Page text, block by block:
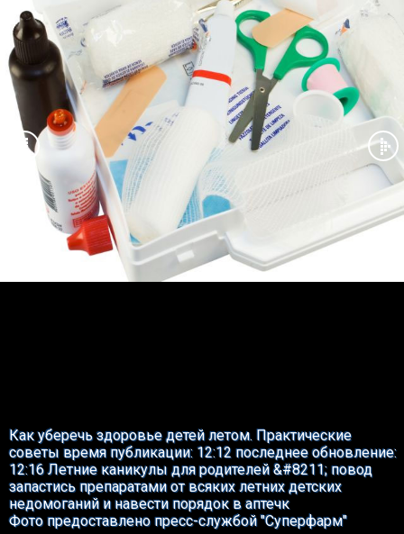
Как уберечь здоровье детей летом. Практические
советы время публикации: 12:12 последнее обновление:
12:16 Летние каникулы для родителей &#8211; повод
запастись препаратами от всяких летних детских
недомоганий и навести порядок в аптечк
Фото предоставлено пресс-службой "Суперфарм"